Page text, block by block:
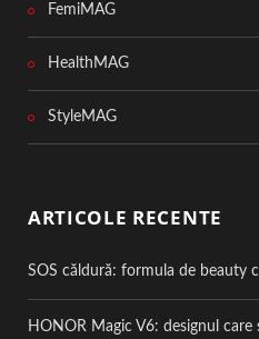
FemiMAG
HealthMAG
StyleMAG
ARTICOLE RECENTE
SOS căldură: formula de beauty
HONOR Magic V6: designul care